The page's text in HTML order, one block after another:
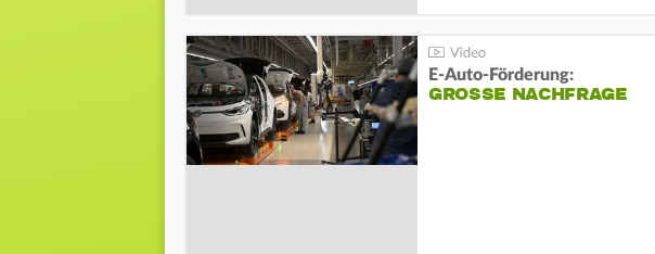
E-Auto-Förderung:
GROSSE NACHFRAGE